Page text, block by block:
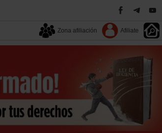
Zona afiliación Afiliate